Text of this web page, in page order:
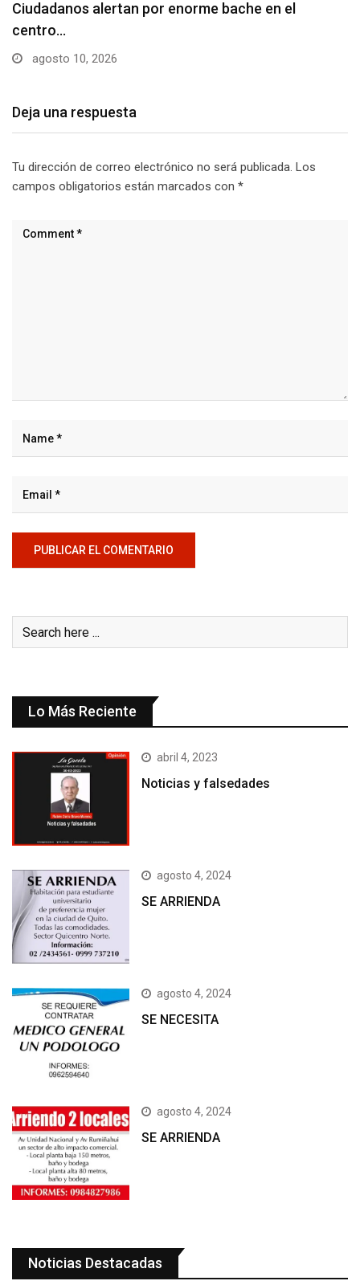
Denuncian falta de señalización en zonas de
estacionamiento…
agosto 10, 2026
Deja una respuesta
Tu dirección de correo electrónico no será publicada. Los
campos obligatorios están marcados con *
Lo Más Reciente
abril 4, 2023
Noticias y falsedades
agosto 4, 2024
SE ARRIENDA
agosto 4, 2024
SE NECESITA
agosto 4, 2024
SE ARRIENDA
Noticias Destacadas